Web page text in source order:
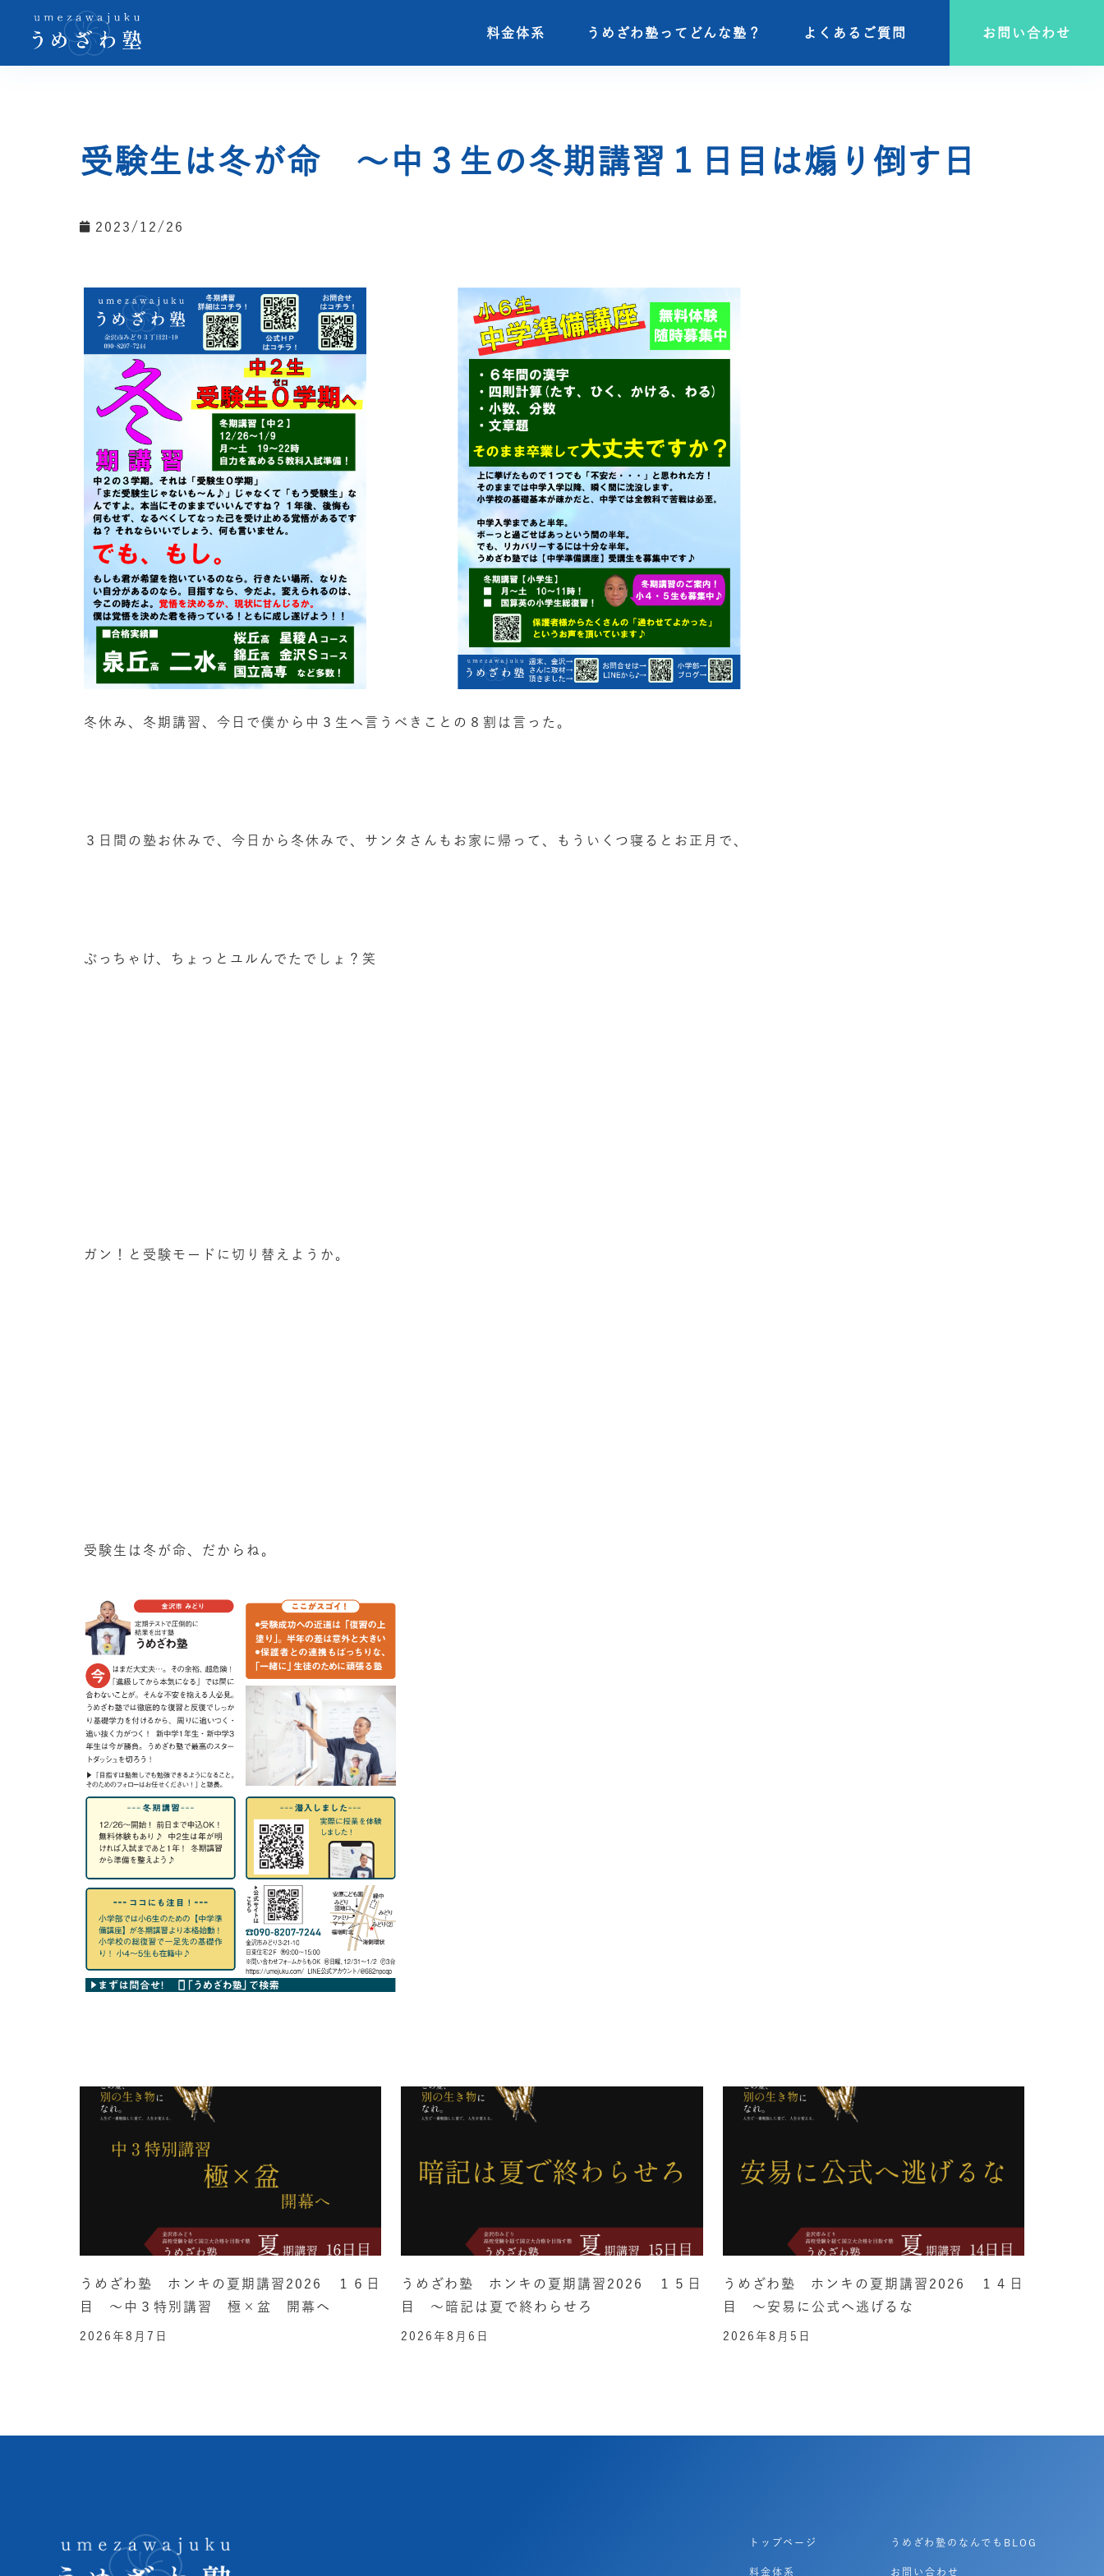
料金体系 うめざわ塾ってどんな塾？ よくあるご質問 お問い合わせ
料金体系 うめざわ塾ってどんな塾？ よくあるご質問 お問い合わせ
受験生は冬が命 ～中３生の冬期講習１日目は煽り倒す日
2023/12/26
冬休み、冬期講習、今日で僕から中３生へ言うべきことの８割は言った。
３日間の塾お休みで、今日から冬休みで、サンタさんもお家に帰って、もういくつ寝るとお正月で、
ぶっちゃけ、ちょっとユルんでたでしょ？笑
ガン！と受験モードに切り替えようか。
受験生は冬が命、だからね。
うめざわ塾 ホンキの夏期講習2026 １６日
目 ～中３特別講習 極×盆 開幕へ
2026年8月7日
うめざわ塾 ホンキの夏期講習2026 １５日
目 ～暗記は夏で終わらせろ
2026年8月6日
うめざわ塾 ホンキの夏期講習2026 １４日
目 ～安易に公式へ逃げるな
2026年8月5日
トップページ
料金体系
うめざわ塾のなんでもBLOG
お問い合わせ